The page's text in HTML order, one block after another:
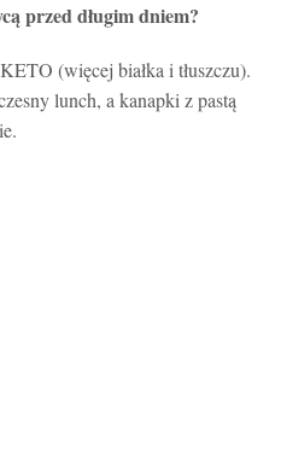
przed długim dniem?
(więcej białka i tłuszczu).
lunch, a kanapki z pastą